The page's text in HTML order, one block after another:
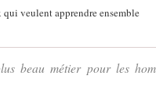
veulent apprendre ensemble
beau métier pour les